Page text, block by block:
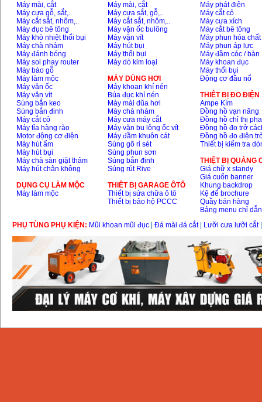
Máy mài, cắt
Máy cưa gỗ, sắt,..
Máy cắt sắt, nhôm,..
Máy đục bê tông
Máy khò nhiệt thổi bụi
Máy chà nhám
Máy đánh bóng
Máy soi phay router
Máy bào gỗ
Máy làm mộc
Máy vặn ốc
Máy vặn vít
Súng bắn keo
Súng bắn đinh
Máy cắt cỏ
Máy tỉa hàng rào
Motor động cơ điện
Máy hút ẩm
Máy hút bụi
Máy chà sàn giặt thảm
Máy hút chân không
DỤNG CỤ LÀM MỘC
Máy làm mộc
Máy mài, cắt
Máy cưa sắt, gỗ,..
Máy cắt sắt, nhôm,..
Máy vặn ốc bulông
Máy vặn vít
Máy hút bụi
Máy thổi bụi
Máy dò kim loại
MÁY DÙNG HƠI
Máy khoan khí nén
Búa đục khí nén
Máy mài dũa hơi
Máy chà nhám
Máy cưa máy cắt
Máy vặn bu lông ốc vít
Máy đầm khuôn cát
Súng gõ rỉ sét
Súng phun sơn
Súng bắn đinh
Súng rút Rive
THIÊT BỊ GARAGE ÔTÔ
Thiết bị sửa chữa ô tô
Thiết bị bảo hộ PCCC
Máy phát điện
Máy cắt cỏ
Máy cưa xích
Máy cắt bê tông
Máy phun hóa chất
Máy phun áp lực
Máy đầm cóc / bàn
Máy khoan đục
Máy thổi bụi
Động cơ đầu nổ
THIÊT BỊ ĐO ĐIỆN
Ampe Kìm
Đồng hồ vạn năng
Đồng hồ chỉ thị pha
Đồng hồ đo trở
Đồng hồ đo điện
Thiết bị kiểm tra
THIỆT BỊ QUẢNG
Giá chữ x standy
Giá cuốn banner
Khung backdrop
Kệ để brochure
Quầy bán hàng
Bảng menu chỉ dẫn
PHỤ TÙNG PHỤ KIỆN: Mũi khoan mũi đục Đá mài đá cắt| Lưỡi cưa lưỡi cắt